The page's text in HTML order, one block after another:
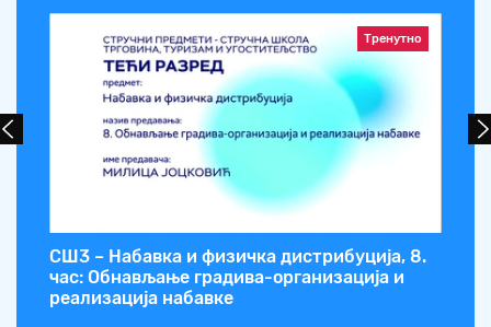
Тренутно
СШ3 – Набавка и физичка дистрибуција, 8.
час: Обнављање градива-организација и
реализација набавке